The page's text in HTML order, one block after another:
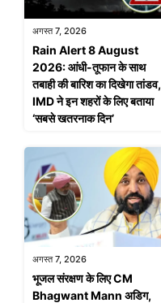
अगस्त 7, 2026
Rain Alert 8 August
2026: आंधी-तूफान के साथ
तबाही की बारिश का दिखेगा तांडव,
IMD ने इन शहरों के लिए बताया
‘सबसे खतरनाक दिन’
अगस्त 7, 2026
भूजल संरक्षण के लिए CM
Bhagwant Mann अडिग,